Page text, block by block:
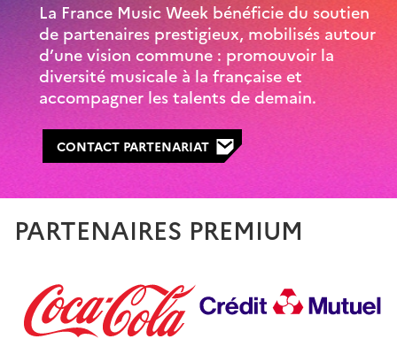
La France Music Week bénéficie du soutien
de partenaires prestigieux, mobilisés autour
d’une vision commune : promouvoir la
diversité musicale à la française et
accompagner les talents de demain.
CONTACT PARTENARIAT
PARTENAIRES PREMIUM